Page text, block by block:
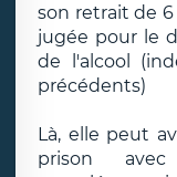
son retrait de
jugée pour le
de l'alcool
précédents)
Là, elle peut
prison